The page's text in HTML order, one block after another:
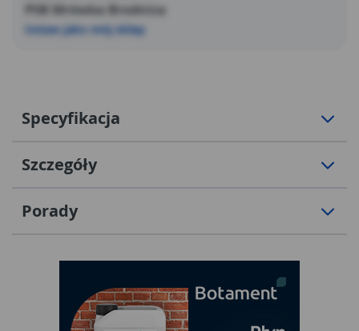
PSB Mrówka Brodnica
Ustaw jako mój sklep
Specyfikacja
Szczegóły
Porady